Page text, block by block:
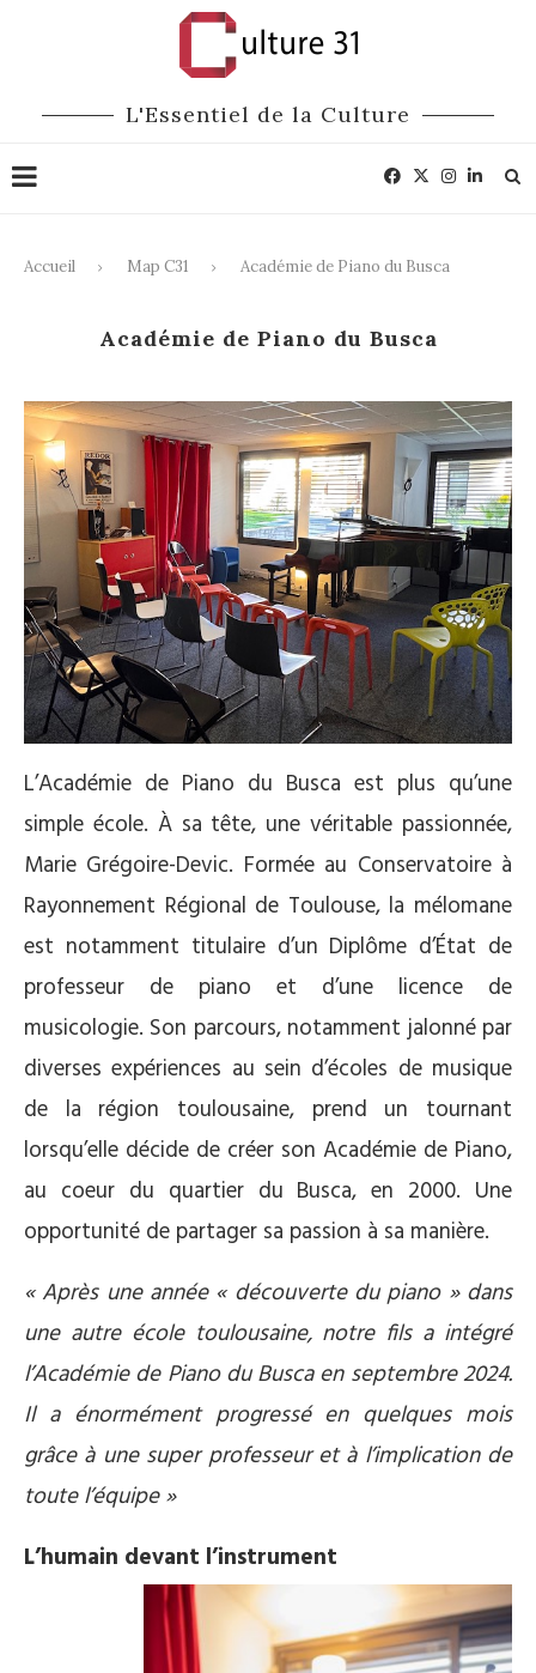
L'Essentiel de la Culture
Accueil Map C31 Académie de Piano du Busca
Académie de Piano du Busca
L’Académie de Piano du Busca est plus qu’une
simple école. À sa tête, une véritable passionnée,
Marie Grégoire-Devic. Formée au Conservatoire à
Rayonnement Régional de Toulouse, la mélomane
est notamment titulaire d’un Diplôme d’État de
professeur de piano et d’une licence de
musicologie. Son parcours, notamment jalonné par
diverses expériences au sein d’écoles de musique
de la région toulousaine, prend un tournant
lorsqu’elle décide de créer son Académie de Piano,
au coeur du quartier du Busca, en 2000. Une
opportunité de partager sa passion à sa manière.
« Après une année « découverte du piano » dans
une autre école toulousaine, notre fils a intégré
l’Académie de Piano du Busca en septembre 2024.
Il a énormément progressé en quelques mois
grâce à une super professeur et à l’implication de
toute l’équipe »
L’humain devant l’instrument